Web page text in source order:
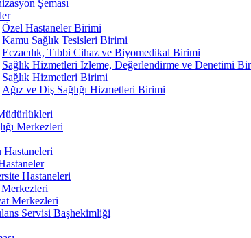
Şeması
Özel Hastaneler Birimi
Kamu Sağlık Tesisleri Birimi
Eczacılık, Tıbbi Cihaz ve Biyomedikal Birimi
Sağlık Hizmetleri İzleme, Değerlendirme ve Denetimi
Sağlık Hizmetleri Birimi
Ağız ve Diş Sağlığı Hizmetleri Birimi
Merkezleri
Hastaneleri
Hastaneleri
Merkezleri
Merkezleri
Servisi Başhekimliği